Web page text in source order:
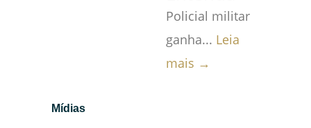
Policial militar
ganha... Leia
mais →
Mídias